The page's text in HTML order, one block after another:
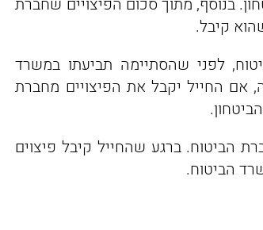
קיבל.
לפני שהסתיימה תביעתו במשרד
אם החייל יקבל את הפיצויים מחברת
הביטוח. ברגע שהחייל קיבל פיצוים
הביטוח.